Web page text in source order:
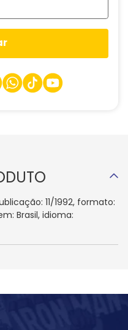
11/1992, formato:
Brasil, idioma: